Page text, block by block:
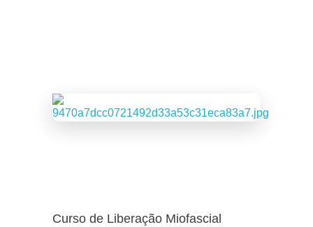
Curso de Liberação Miofascial